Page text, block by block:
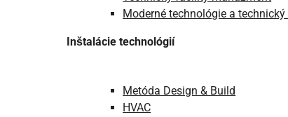
Moderné technológie a technický
Inštalácie technológií
Metóda Design & Build
HVAC